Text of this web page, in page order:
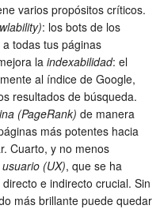
varios propósitos críticos.
: los bots de los
todas tus páginas
la indexabilidad: el
al índice de Google,
resultados de búsqueda.
(PageRank) de manera
más potentes hacia
Cuarto, y no menos
(UX), que se ha
e indirecto crucial. Sin
más brillante puede quedar